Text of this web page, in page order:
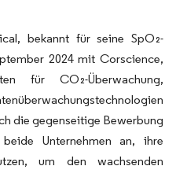
bekannt für seine SpO₂-
2024 mit Corscience,
für CO₂-Überwachung,
die gegenseitige Bewerbung
Unternehmen an, ihre
um den wachsenden